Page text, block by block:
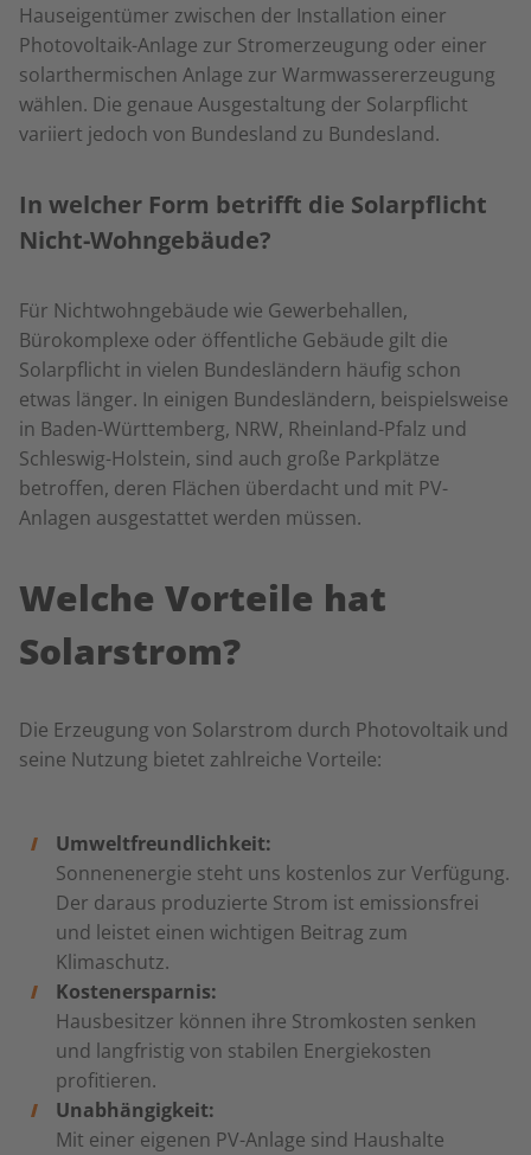
Hauseigentümer zwischen der Installation einer
Photovoltaik-Anlage zur Stromerzeugung oder einer
solarthermischen Anlage zur Warmwassererzeugung
wählen. Die genaue Ausgestaltung der Solarpflicht
variiert jedoch von Bundesland zu Bundesland.
In welcher Form betrifft die Solarpflicht
Nicht-Wohngebäude?
Für Nichtwohngebäude wie Gewerbehallen,
Bürokomplexe oder öffentliche Gebäude gilt die
Solarpflicht in vielen Bundesländern häufig schon
etwas länger. In einigen Bundesländern, beispielsweise
in Baden-Württemberg, NRW, Rheinland-Pfalz und
Schleswig-Holstein, sind auch große Parkplätze
betroffen, deren Flächen überdacht und mit PV-
Anlagen ausgestattet werden müssen.
Welche Vorteile hat
Solarstrom?
Die Erzeugung von Solarstrom durch Photovoltaik und
seine Nutzung bietet zahlreiche Vorteile:
Umweltfreundlichkeit:
Sonnenenergie steht uns kostenlos zur Verfügung.
Der daraus produzierte Strom ist emissionsfrei
und leistet einen wichtigen Beitrag zum
Klimaschutz.
Kostenersparnis:
Hausbesitzer können ihre Stromkosten senken
und langfristig von stabilen Energiekosten
profitieren.
Unabhängigkeit:
Mit einer eigenen PV-Anlage sind Haushalte